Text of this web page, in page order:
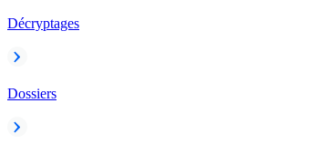
Décryptages
Dossiers